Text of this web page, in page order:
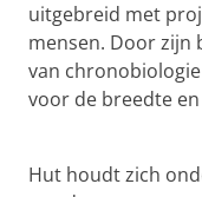
uitgebreid met
mensen. Door zijn
van
voor de breedte
Hut houdt zich